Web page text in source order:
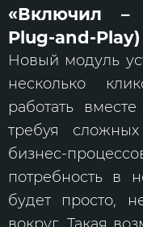
«Включил –
Plug-and-Play)
Новый модуль
несколько
работать
требуя
бизнес-
потребность в
будет просто,